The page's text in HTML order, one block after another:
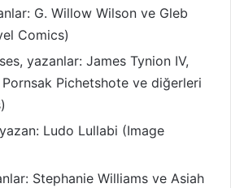
G. Willow Wilson ve Gleb
Comics)
yazanlar: James Tynion IV,
Pornsak Pichetshote ve diğerleri
Ludo Lullabi (Image
Stephanie Williams ve Asiah